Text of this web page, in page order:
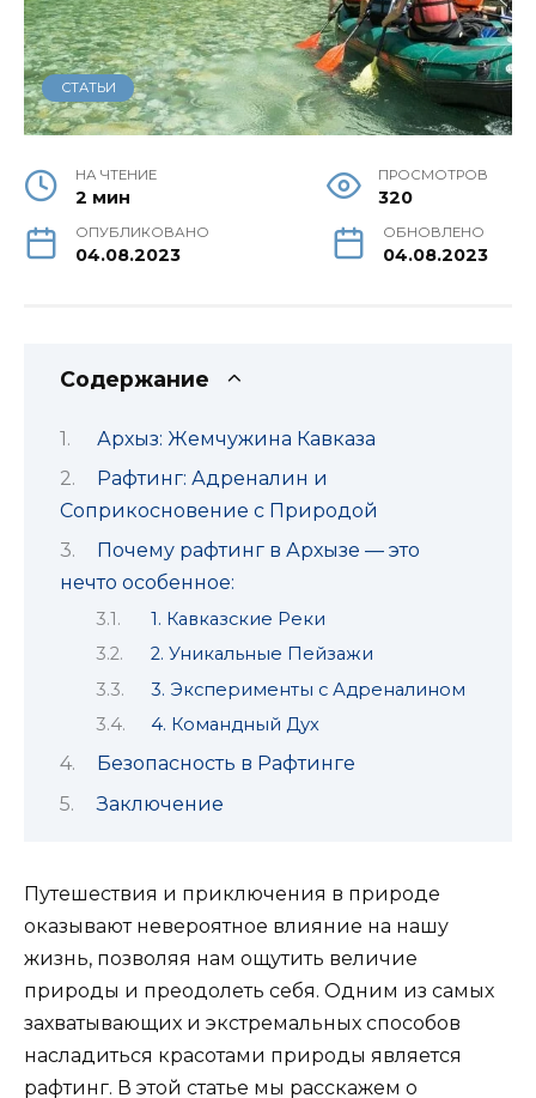
СТАТЬИ
НА ЧТЕНИЕ
2 мин
ПРОСМОТРОВ
320
ОПУБЛИКОВАНО
04.08.2023
ОБНОВЛЕНО
04.08.2023
Содержание
Архыз: Жемчужина Кавказа
Рафтинг: Адреналин и
Соприкосновение с Природой
Почему рафтинг в Архызе — это
нечто особенное:
1. Кавказские Реки
2. Уникальные Пейзажи
3. Эксперименты с Адреналином
4. Командный Дух
Безопасность в Рафтинге
Заключение
Путешествия и приключения в природе
оказывают невероятное влияние на нашу
жизнь, позволяя нам ощутить величие
природы и преодолеть себя. Одним из самых
захватывающих и экстремальных способов
насладиться красотами природы является
рафтинг. В этой статье мы расскажем о